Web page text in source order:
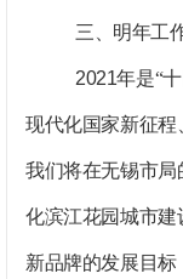
三、明年工
2021年是“
现代化国家新征程
我们将在无锡市
化滨江花园城市建
新品牌的发展目标